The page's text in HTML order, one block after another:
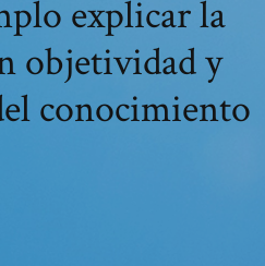
explicar la
objetividad y
conocimiento